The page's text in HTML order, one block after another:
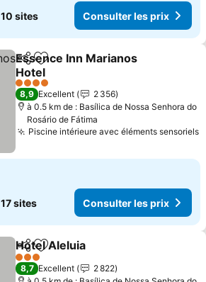
10 sites Consulter les prix
PartagerAjouter à mes favoris
Essence Inn Marianos
Hotel
Consulter les prix
4 Étoiles
8,9 Excellent
2 356
à 0.5 km de : Basílica de Nossa Senhora do
Rosário de Fátima
Piscine intérieure avec éléments sensoriels
17 sites Consulter les prix
PartagerAjouter à mes favoris
Hotel Aleluia
3 Étoiles
8,7 Excellent
2 822